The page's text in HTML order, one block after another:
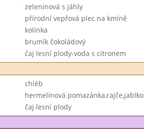
zeleninová s jáhly
přírodní vepřová plec na kmíně
kolínka
brumík čokoládový
čaj lesní plody-voda s citronem
chléb
hermelínová pomazánka,rajče,jablko
čaj lesní plody